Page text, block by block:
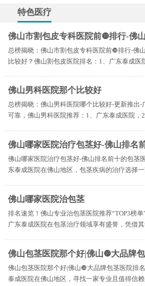
特色医疗
佛山市割包皮专科医院前❿排行-佛山哪个割包皮医
总榜揭晓：佛山市割包皮专科医院前❿排行-佛
比较好？佛山割包皮医院排名：1、广东泰成医
好评。
佛山男科医院那个比较好
总榜揭晓：佛山男科医院哪个比较好-更新推出-
可靠，佛山男科医院推荐：1、广东泰成医院，
男性患者的赞誉与青睐。医院集结了一支由资
医疗团队，他们以深厚的医学功底和专业技能
且个性化的诊疗方案。
佛山哪家医院治疗包茎好-佛山排名前十的
佛山哪家医院治疗包茎好-佛山排名前十的包茎
东泰成医院在佛山地区，包茎疾病的治疗选择
名前十的包茎医院”榜单。
佛山哪家医院治包茎
排名速览！佛山专业治包茎医院推荐“TOP3榜单
广东泰成医院在包茎治疗领域享有盛誉，凭借
佛山包茎医院那个好|佛山❿大品牌包茎医
佛山包茎医院那个好|佛山❿大品牌包茎医院排
泰成医院在佛山地区，寻找一家专业且值得信赖